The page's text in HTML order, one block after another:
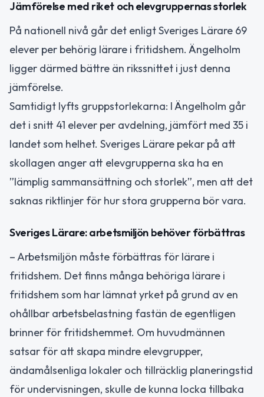
Jämförelse med riket och elevgruppernas storlek
På nationell nivå går det enligt Sveriges Lärare 69
elever per behörig lärare i fritidshem. Ängelholm
ligger därmed bättre än rikssnittet i just denna
jämförelse.
Samtidigt lyfts gruppstorlekarna: I Ängelholm går
det i snitt 41 elever per avdelning, jämfört med 35 i
landet som helhet. Sveriges Lärare pekar på att
skollagen anger att elevgrupperna ska ha en
”lämplig sammansättning och storlek”, men att det
saknas riktlinjer för hur stora grupperna bör vara.
Sveriges Lärare: arbetsmiljön behöver förbättras
– Arbetsmiljön måste förbättras för lärare i
fritidshem. Det finns många behöriga lärare i
fritidshem som har lämnat yrket på grund av en
ohållbar arbetsbelastning fastän de egentligen
brinner för fritidshemmet. Om huvudmännen
satsar för att skapa mindre elevgrupper,
ändamålsenliga lokaler och tillräcklig planeringstid
för undervisningen, skulle de kunna locka tillbaka